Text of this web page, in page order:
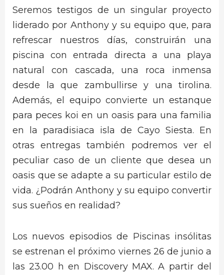
Seremos testigos de un singular proyecto
liderado por Anthony y su equipo que, para
refrescar nuestros días, construirán una
piscina con entrada directa a una playa
natural con cascada, una roca inmensa
desde la que zambullirse y una tirolina.
Además, el equipo convierte un estanque
para peces koi en un oasis para una familia
en la paradisiaca isla de Cayo Siesta. En
otras entregas también podremos ver el
peculiar caso de un cliente que desea un
oasis que se adapte a su particular estilo de
vida. ¿Podrán Anthony y su equipo convertir
sus sueños en realidad?
Los nuevos episodios de Piscinas insólitas
se estrenan el próximo viernes 26 de junio a
las 23.00 h en Discovery MAX. A partir del